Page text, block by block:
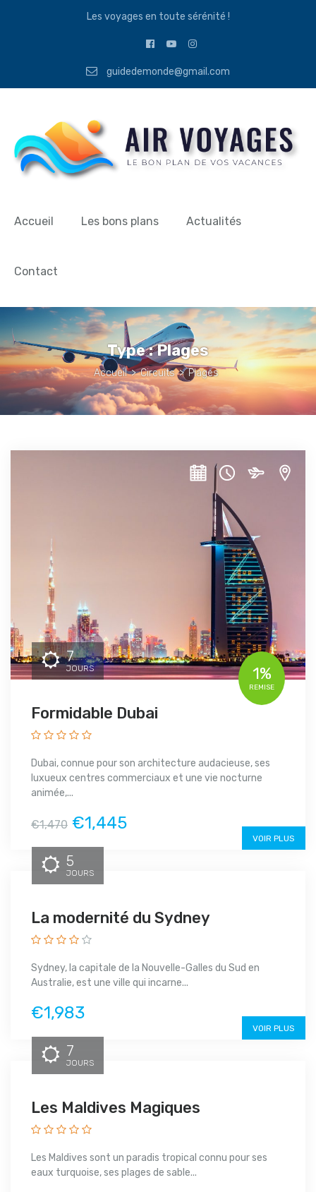
Les voyages en toute sérénité !
guidedemonde@gmail.com
Accueil Les bons plans Actualités
Contact
Type :Plages
Accueil > Circuits > Plages
7
JOURS
Formidable Dubai
Dubai, connue pour son architecture audacieuse, ses
luxueux centres commerciaux et une vie nocturne
animée,...
1%
REMISE
€1,470 €1,445
VOIR PLUS
5
JOURS
La modernité du Sydney
Sydney, la capitale de la Nouvelle-Galles du Sud en
Australie, est une ville qui incarne...
€1,983
VOIR PLUS
7
JOURS
Les Maldives Magiques
Les Maldives sont un paradis tropical connu pour ses
eaux turquoise, ses plages de sable...